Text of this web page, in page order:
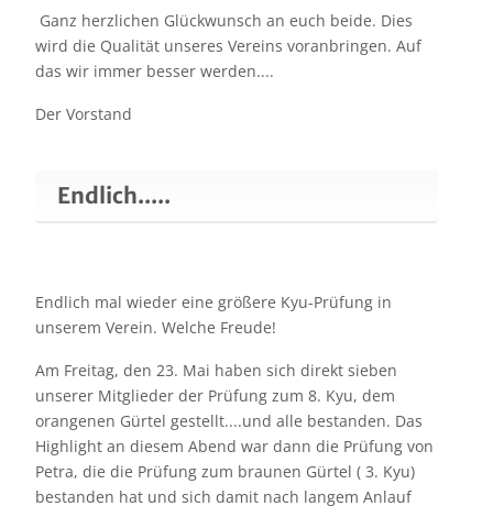
Ganz herzlichen Glückwunsch an euch beide. Dies
wird die Qualität unseres Vereins voranbringen. Auf
das wir immer besser werden....
Der Vorstand
Endlich.....
Endlich mal wieder eine größere Kyu-Prüfung in
unserem Verein. Welche Freude!
Am Freitag, den 23. Mai haben sich direkt sieben
unserer Mitglieder der Prüfung zum 8. Kyu, dem
orangenen Gürtel gestellt....und alle bestanden. Das
Highlight an diesem Abend war dann die Prüfung von
Petra, die die Prüfung zum braunen Gürtel ( 3. Kyu)
bestanden hat und sich damit nach langem Anlauf